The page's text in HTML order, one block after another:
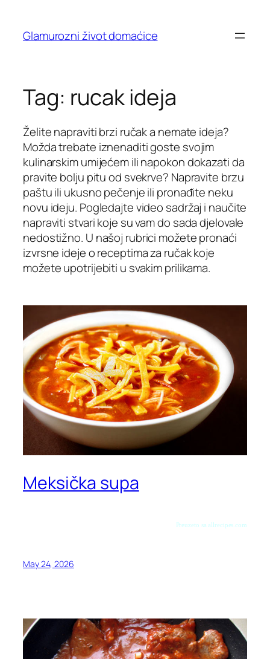
content
Glamurozni život domaćice
Tag: rucak ideja
Želite napraviti brzi ručak a nemate ideja?
Možda trebate iznenaditi goste svojim
kulinarskim umijećem ili napokon dokazati da
pravite bolju pitu od svekrve? Napravite brzu
paštu ili ukusno pečenje ili pronađite neku
novu ideju. Pogledajte video sadržaj i naučite
napraviti stvari koje su vam do sada djelovale
nedostižno. U našoj rubrici možete pronaći
izvrsne ideje o receptima za ručak koje
možete upotrijebiti u svakim prilikama.
Meksička supa
Preuzeto sa allrecipes.com
May 24, 2026